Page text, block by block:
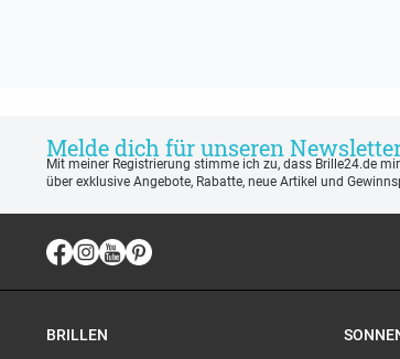
Melde dich für unseren
Mit meiner Registrierung stimme ich zu, dass Brille24.de
über exklusive Angebote, Rabatte, neue Artikel und
BRILLEN